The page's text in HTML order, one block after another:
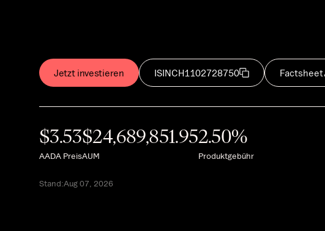
Jetzt investieren ISINCH1102728750 Factsheet
$3.53
AADA Preis
$24,689,851.95
AUM
2.50%
Produktgebühr
Stand:Aug 07, 2026